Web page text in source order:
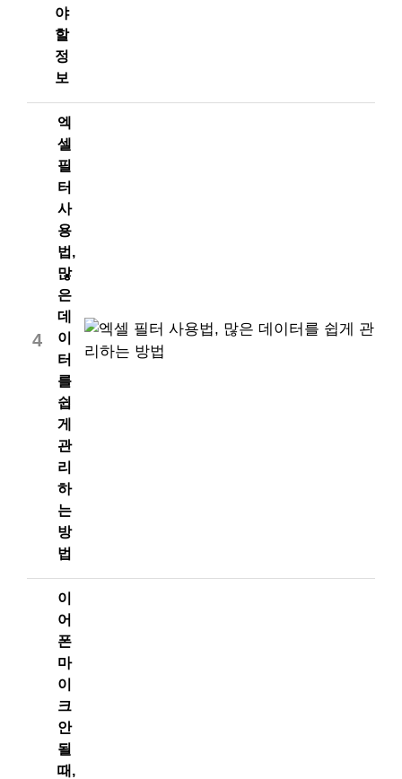
야
할
정
보
4
엑
셀
필
터
사
용
법,
많
은
데
이
터
를
쉽
게
관
리
하
는
방
법
이
어
폰
마
이
크
안
될
때,